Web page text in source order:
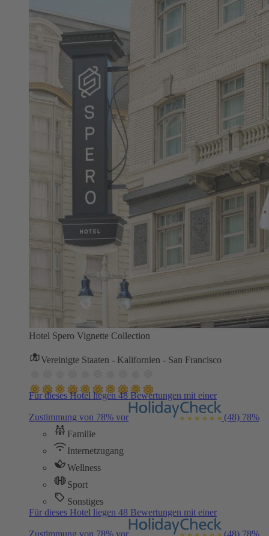
Hotel Spero Vignette Collection
Vereinigte Staaten - Kalifornien - San Francisco
Für dieses Hotel liegen 48 Bewertungen mit einer
Zustimmung von 78% vor (48) 78%
Familie
Internetzugang
Wellness
Sport
Sonstiges
Für dieses Hotel liegen 48 Bewertungen mit einer